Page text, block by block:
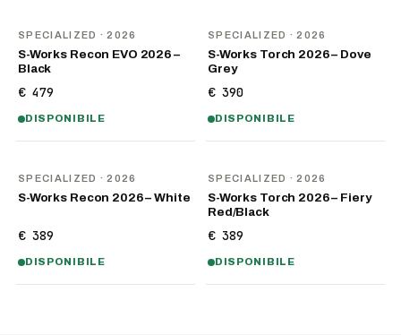
SPECIALIZED · 2026
S-Works Recon EVO 2026 –
Black
€ 479
DISPONIBILE
SPECIALIZED · 2026
S-Works Torch 2026 – Dove
Grey
€ 390
DISPONIBILE
SPECIALIZED · 2026
S-Works Recon 2026 – White
€ 389
DISPONIBILE
SPECIALIZED · 2026
S-Works Torch 2026 – Fiery
Red/Black
€ 389
DISPONIBILE